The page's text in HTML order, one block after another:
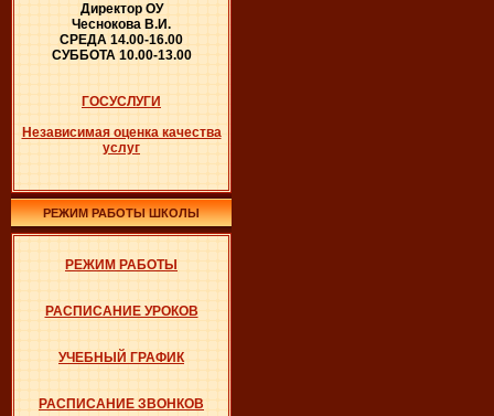
Директор ОУ
Чеснокова В.И.
СРЕДА 14.00-16.00
СУББОТА 10.00-13.00
ГОСУСЛУГИ
Независимая оценка качества
услуг
РЕЖИМ РАБОТЫ ШКОЛЫ
РЕЖИМ РАБОТЫ
РАСПИСАНИЕ УРОКОВ
УЧЕБНЫЙ ГРАФИК
РАСПИСАНИЕ ЗВОНКОВ